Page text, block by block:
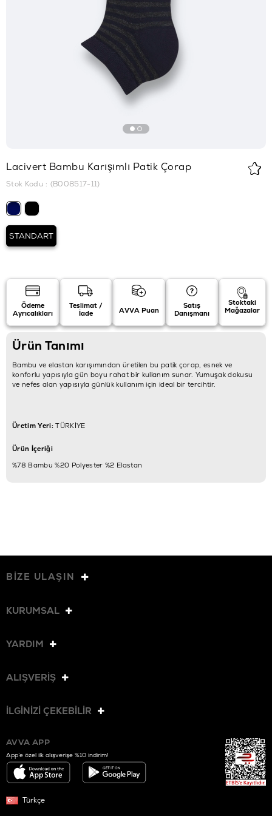
Lacivert Bambu Karışımlı Patik Çorap
Stok Kodu (B008517-11)
STANDART
Ödeme
Ayrıcalıkları
Teslimat /
İade
AVVA Puan
Satış
Danışmanı
Stoktaki
Mağazalar
Ürün Tanımı
Bambu ve elastan karışımından üretilen bu patik çorap, esnek ve
konforlu yapısıyla gün boyu rahat bir kullanım sunar. Yumuşak dokusu
ve nefes alan yapısıyla günlük kullanım için ideal bir tercihtir.
Üretim Yeri:TÜRKİYE
Ürün İçeriği
%78 Bambu %20 Polyester %2 Elastan
BİZE ULAŞIN
KURUMSAL
YARDIM
ALIŞVERİŞ
İLGİNİZİ ÇEKEBİLİR
AVVA APP
App’e özel ilk alışverişe %10 indirim!
Türkçe